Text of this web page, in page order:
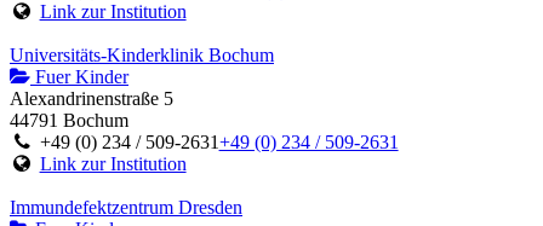
Link zur Institution
Universitäts-Kinderklinik Bochum
Fuer Kinder
Alexandrinenstraße 5
44791 Bochum
+49 (0) 234 / 509-2631+49 (0) 234 / 509-2631
Link zur Institution
Immundefektzentrum Dresden